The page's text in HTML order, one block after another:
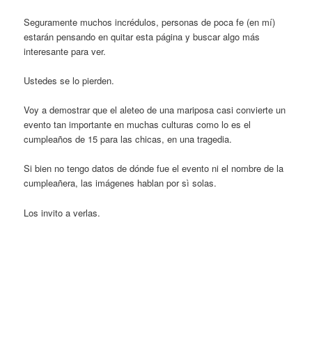
Seguramente muchos incrédulos, personas de poca fe (en mí)
estarán pensando en quitar esta página y buscar algo más
interesante para ver.
Ustedes se lo pierden.
Voy a demostrar que el aleteo de una mariposa casi convierte un
evento tan importante en muchas culturas como lo es el
cumpleaños de 15 para las chicas, en una tragedia.
Si bien no tengo datos de dónde fue el evento ni el nombre de la
cumpleañera, las imágenes hablan por sì solas.
Los invito a verlas.